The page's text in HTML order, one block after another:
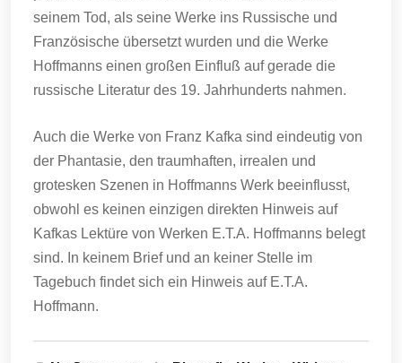
seinem Tod, als seine Werke ins Russische und
Französische übersetzt wurden und die Werke
Hoffmanns einen großen Einfluß auf gerade die
russische Literatur des 19. Jahrhunderts nahmen.
Auch die Werke von Franz Kafka sind eindeutig von
der Phantasie, den traumhaften, irrealen und
grotesken Szenen in Hoffmanns Werk beeinflusst,
obwohl es keinen einzigen direkten Hinweis auf
Kafkas Lektüre von Werken E.T.A. Hoffmanns belegt
sind. In keinem Brief und an keiner Stelle im
Tagebuch findet sich ein Hinweis auf E.T.A.
Hoffmann.